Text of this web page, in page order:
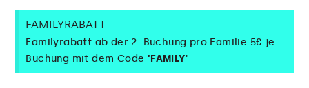
FAMILYRABATT
Familyrabatt ab der 2. Buchung pro Familie 5€ je
Buchung mit dem Code 'FAMILY'